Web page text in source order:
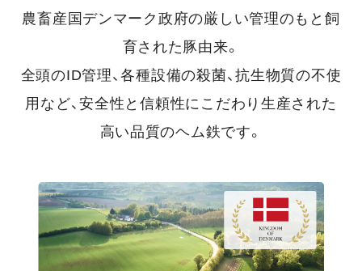
農畜産国デンマーク政府の厳しい管理のもと飼
育された豚由来。
全頭のID管理、各種設備の殺菌、抗生物質の不使
用など、安全性と信頼性にこだわり生産された
高い品質のヘム鉄です。